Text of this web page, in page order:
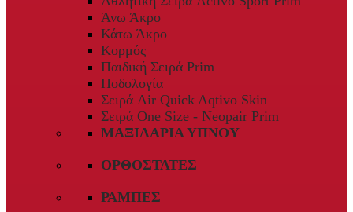
Άνω Άκρο
Κάτω Άκρο
Κορμός
Παιδική Σειρά Prim
Ποδολογία
Σειρά Air Quick Aqtivo Skin
Σειρά One Size - Neopair Prim
ΜΑΞΙΛΆΡΙΑ ΎΠΝΟΥ
ΟΡΘΟΣΤΆΤΕΣ
ΡΆΜΠΕΣ